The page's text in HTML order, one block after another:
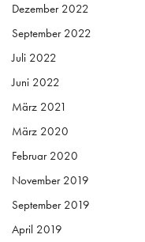
Dezember 2022
September 2022
Juli 2022
Juni 2022
März 2021
März 2020
Februar 2020
November 2019
September 2019
April 2019